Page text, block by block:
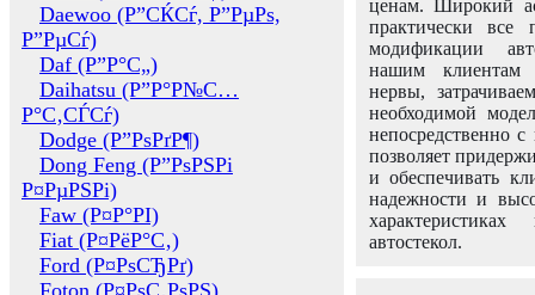
Daewoo (Р”СЌСѓ, Р”РµРѕ,
Р”РµСѓ)
Daf (Р”Р°С„)
Daihatsu (Р”Р°Р№С…
Р°С‚СЃСѓ)
Dodge (Р”РѕРґР¶)
Dong Feng (Р”РѕРЅРі
Р¤РµРЅРі)
Faw (Р¤Р°РІ)
Fiat (Р¤РёР°С‚)
Ford (Р¤РѕСЂРґ)
Foton (Р¤РѕС‚РѕРЅ)
ценам. Широкий
практически все
модификации
нашим клиентам
нервы,
необходимой
непосредственно
позволяет
и обеспечивать
надежности и
автостекол.